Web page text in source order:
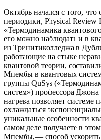
Октябрь начался с того,
периодики, Physical Review
«Термодинамика
его можно наблюдать и в
из Тринити­колледжа в
работающие на стыке
квантовой теории,
Мпембы в квантовых
группы QuSys
систем») профессора
нагрева позволяет системе
охлаждаться
уникальные особенности
самом деле получаете в
Мпембы, — ​способ